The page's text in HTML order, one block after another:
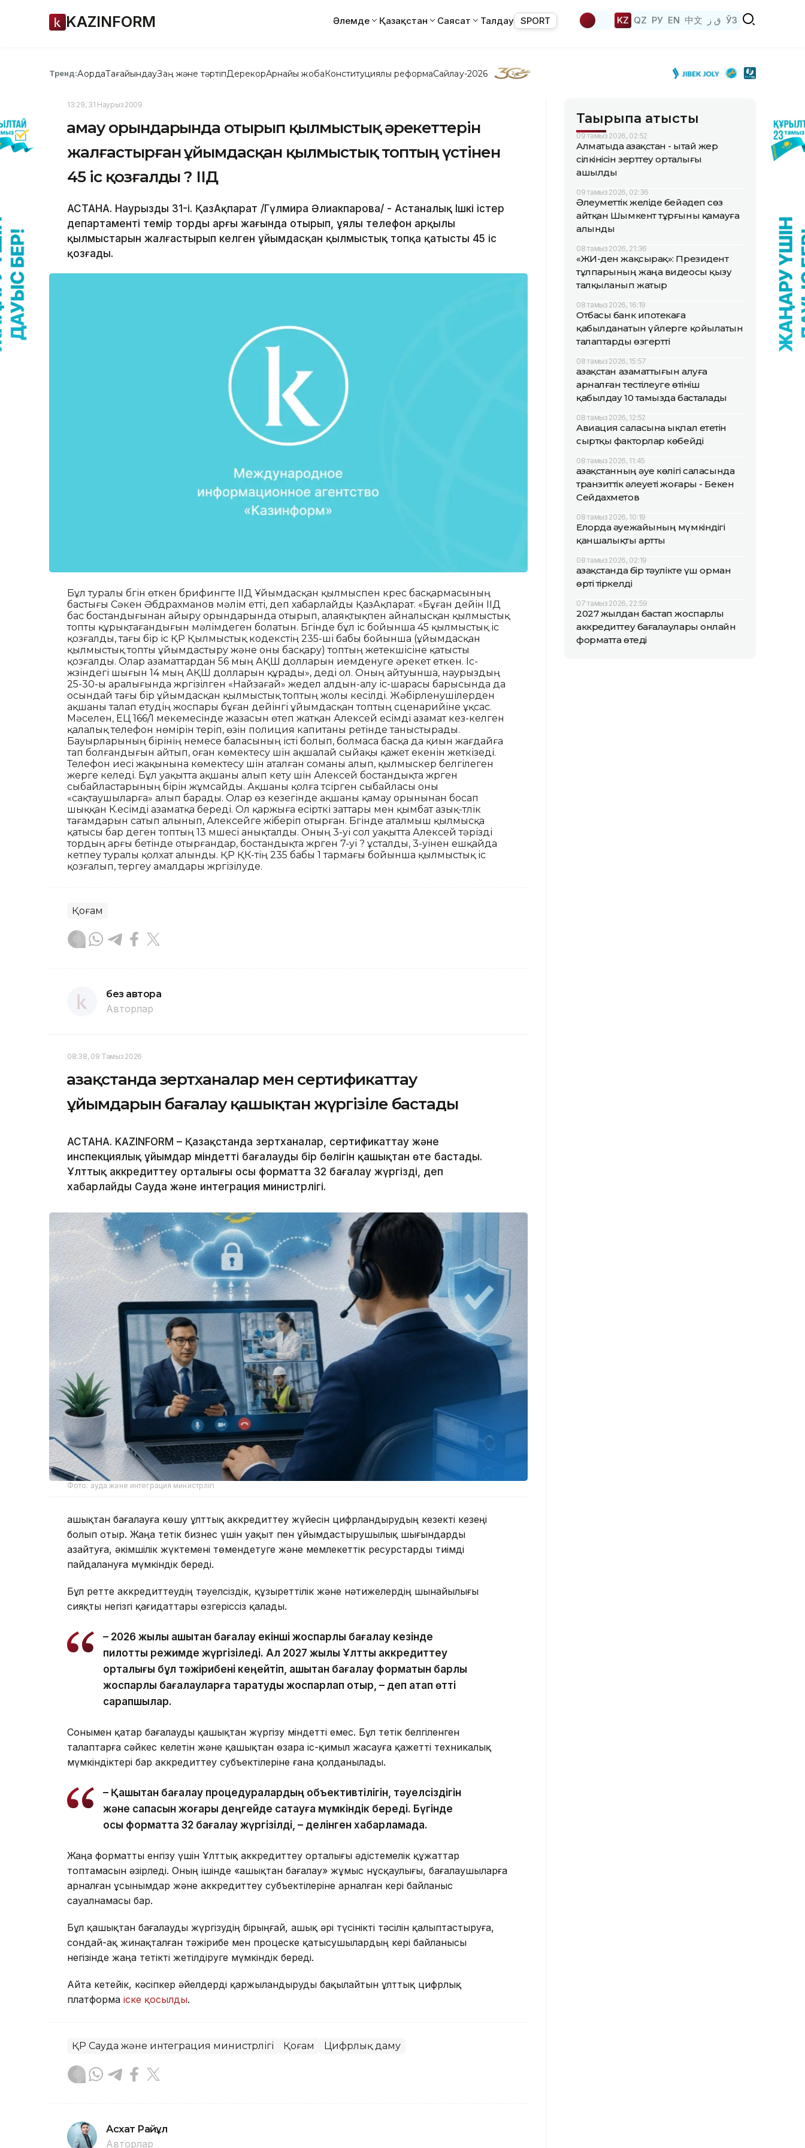
KAZINFORM Әлемде Қазақстан Саясат Талдау SPORT KZ QZ РУ EN 中文 ق ز ЎЗ
Тренд:АқордаТағайындауЗаң және тәртіпДерекқорАрнайы жобаКонституциялық реформаСайлау-2026
13:29, 31 Наурыз 2009
Қамау орындарында отырып қылмыстық әрекеттерін
жалғастырған ұйымдасқан қылмыстық топтың үстінен
45 іс қозғалды ? ІІД
АСТАНА. Наурыздың 31-і. ҚазАқпарат /Гүлмира Әлиакпарова/ - Астаналық Ішкі істер
департаменті темір тордың арғы жағында отырып, ұялы телефон арқылы
қылмыстарын жалғастырып келген ұйымдасқан қылмыстық топқа қатысты 45 іс
қозғады.
Бұл туралы бүгін өткен брифингте ІІД Ұйымдасқан қылмыспен күрес басқармасының
бастығы Сәкен Әбдрахманов мәлім етті, деп хабарлайды ҚазАқпарат. «Бұған дейін ІІД
бас бостандығынан айыру орындарында отырып, алаяқтықпен айналысқан қылмыстық
топты құрықтағандығын мәлімдеген болатын. Бүгінде бұл іс бойынша 45 қылмыстық іс
қозғалды, тағы бір іс ҚР Қылмыстық кодекстің 235-ші бабы бойынша (ұйымдасқан
қылмыстық топты ұйымдастыру және оны басқару) топтың жетекшісіне қатысты
қозғалды. Олар азаматтардан 56 мың АҚШ долларын иемденуге әрекет еткен. Іс-
жүзіндегі шығын 14 мың АҚШ долларын құрады», деді ол. Оның айтуынша, наурыздың
25-30-ы аралығында жүргізілген «Найзағай» жедел алдын-алу іс-шарасы барысында да
осындай тағы бір ұйымдасқан қылмыстық топтың жолы кесілді. Жәбірленушілерден
ақшаны талап етудің жоспары бұған дейінгі ұйымдасқан топтың сценарийіне ұқсас.
Мәселен, ЕЦ 166/1 мекемесінде жазасын өтеп жатқан Алексей есімді азамат кез-келген
қалалық телефон нөмірін теріп, өзін полиция капитаны ретінде таныстырады.
Бауырларының бірінің немесе баласының істі болып, болмаса басқа да қиын жағдайға
тап болғандығын айтып, оған көмектесу үшін ақшалай сыйақы қажет екенін жеткізеді.
Телефон иесі жақынына көмектесу үшін аталған соманы алып, қылмыскер белгілеген
жерге келеді. Бұл уақытта ақшаны алып кету үшін Алексей бостандықта жүрген
сыбайластарының бірін жұмсайды. Ақшаны қолға түсірген сыбайласы оны
«сақтаушыларға» алып барады. Олар өз кезегінде ақшаны қамау орынынан босап
шыққан К.есімді азаматқа береді. Ол қаржыға есірткі заттары мен қымбат азық-түлік
тағамдарын сатып алынып, Алексейге жіберіп отырған. Бүгінде аталмыш қылмысқа
қатысы бар деген топтың 13 мүшесі анықталды. Оның 3-уі сол уақытта Алексей тәрізді
тордың арғы бетінде отырғандар, бостандықта жүрген 7-уі ? ұсталды, 3-уінен ешқайда
кетпеу туралы қолхат алынды. ҚР ҚК-тің 235 бабы 1 тармағы бойынша қылмыстық іс
қозғалып, тергеу амалдары жүргізілуде.
Қоғам
без автора
Авторлар
08:38, 09 Тамыз 2026
Қазақстанда зертханалар мен сертификаттау
ұйымдарын бағалау қашықтан жүргізіле бастады
АСТАНА. KAZINFORM – Қазақстанда зертханалар, сертификаттау және
инспекциялық ұйымдар міндетті бағалаудың бір бөлігін қашықтан өте бастады.
Ұлттық аккредиттеу орталығы осы форматта 32 бағалау жүргізді, деп
хабарлайды Сауда және интеграция министрлігі.
Фото: ауда және интеграция министрлігі
Қашықтан бағалауға көшу ұлттық аккредиттеу жүйесін цифрландырудың кезекті кезеңі
болып отыр. Жаңа тетік бизнес үшін уақыт пен ұйымдастырушылық шығындарды
азайтуға, әкімшілік жүктемені төмендетуге және мемлекеттік ресурстарды тиімді
пайдалануға мүмкіндік береді.
Бұл ретте аккредиттеудің тәуелсіздік, құзыреттілік және нәтижелердің шынайылығы
сияқты негізгі қағидаттары өзгеріссіз қалады.
– 2026 жылы қашықтан бағалау екінші жоспарлы бағалау кезінде
пилоттық режимде жүргізіледі. Ал 2027 жылы Ұлттық аккредиттеу
орталығы бұл тәжірибені кеңейтіп, қашықтан бағалау форматын барлық
жоспарлы бағалауларға таратуды жоспарлап отыр, – деп атап өтті
сарапшылар.
Сонымен қатар бағалауды қашықтан жүргізу міндетті емес. Бұл тетік белгіленген
талаптарға сәйкес келетін және қашықтан өзара іс-қимыл жасауға қажетті техникалық
мүмкіндіктері бар аккредиттеу субъектілеріне ғана қолданылады.
– Қашықтан бағалау процедуралардың объективтілігін, тәуелсіздігін
және сапасын жоғары деңгейде сақтауға мүмкіндік береді. Бүгінде
осы форматта 32 бағалау жүргізілді, – делінген хабарламада.
Жаңа форматты енгізу үшін Ұлттық аккредиттеу орталығы әдістемелік құжаттар
топтамасын әзірледі. Оның ішінде «Қашықтан бағалау» жұмыс нұсқаулығы, бағалаушыларға
арналған ұсынымдар және аккредиттеу субъектілеріне арналған кері байланыс
сауалнамасы бар.
Бұл қашықтан бағалауды жүргізудің бірыңғай, ашық әрі түсінікті тәсілін қалыптастыруға,
сондай-ақ жинақталған тәжірибе мен процеске қатысушылардың кері байланысы
негізінде жаңа тетікті жетілдіруге мүмкіндік береді.
Айта кетейік, кәсіпкер әйелдерді қаржыландыруды бақылайтын ұлттық цифрлық
платформа іске қосылды.
ҚР Сауда және интеграция министрлігі Қоғам Цифрлық даму
Асхат Райқұл
Авторлар
Тақырыпқа қатысты
09 тамыз 2026, 02:52
Алматыда Қазақстан - Қытай жер
сілкінісін зерттеу орталығы
ашылды
09 тамыз 2026, 02:36
Әлеуметтік желіде бейәдеп сөз
айтқан Шымкент тұрғыны қамауға
алынды
08 тамыз 2026, 21:36
«ЖИ-ден жақсырақ»: Президент
тұлпарының жаңа видеосы қызу
талқыланып жатыр
08 тамыз 2026, 16:19
Отбасы банк ипотекаға
қабылданатын үйлерге қойылатын
талаптарды өзгертті
08 тамыз 2026, 15:57
Қазақстан азаматтығын алуға
арналған тестілеуге өтініш
қабылдау 10 тамызда басталады
08 тамыз 2026, 12:52
Авиация саласына ықпал ететін
сыртқы факторлар көбейді
08 тамыз 2026, 11:45
Қазақстанның әуе көлігі саласында
транзиттік әлеуеті жоғары - Бекен
Сейдахметов
08 тамыз 2026, 10:19
Елорда әуежайының мүмкіндігі
қаншалықты артты
08 тамыз 2026, 02:19
Қазақстанда бір тәулікте үш орман
өрті тіркелді
07 тамыз 2026, 22:59
2027 жылдан бастап жоспарлы
аккредиттеу бағалаулары онлайн
форматта өтеді